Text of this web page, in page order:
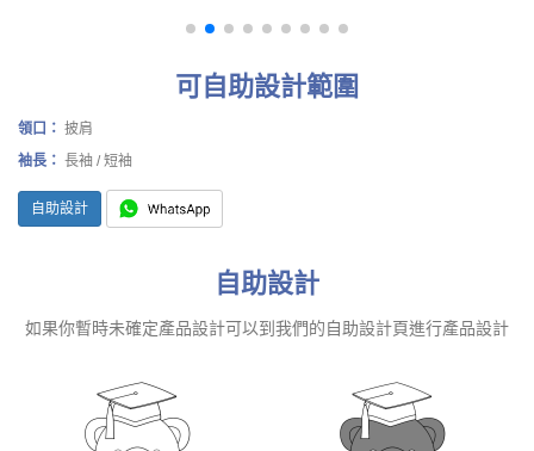
可自助設計範圍
領口： 披肩
袖長： 長袖 / 短袖
自助設計
自助設計
如果你暫時未確定產品設計可以到我們的自助設計頁進行產品設計